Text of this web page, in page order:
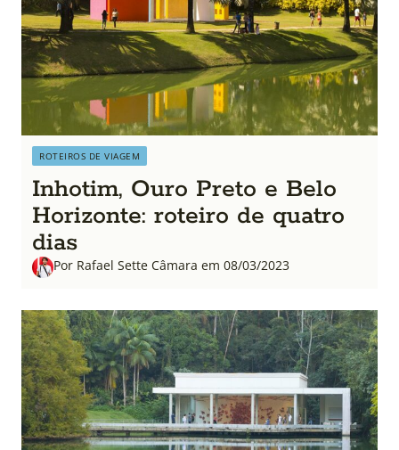
ROTEIROS DE VIAGEM
Inhotim, Ouro Preto e Belo
Horizonte: roteiro de quatro
dias
Por Rafael Sette Câmara em 08/03/2023